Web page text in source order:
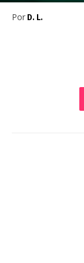
Por D. L.